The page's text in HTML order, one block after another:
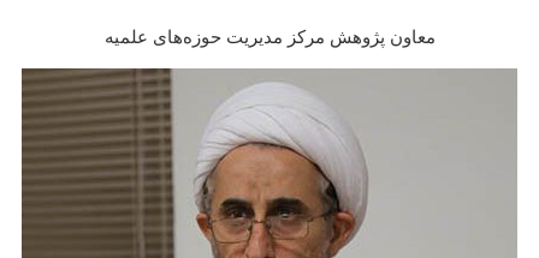
معاون پژوهش مرکز مدیریت حوزه‌های علمیه